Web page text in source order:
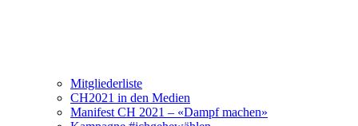
Mitgliederliste
CH2021 in den Medien
Manifest CH 2021 – «Dampf machen»